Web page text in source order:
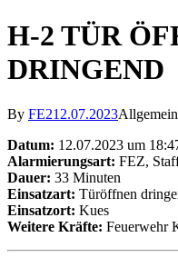
H-2 TÜR
DRINGEND
By FE212.07.2023Allgemein
Datum: 12.07.2023 um
Alarmierungsart: FEZ,
Dauer: 33 Minuten
Einsatzart: Türöffnen
Einsatzort: Kues
Weitere Kräfte: Feuerwehr